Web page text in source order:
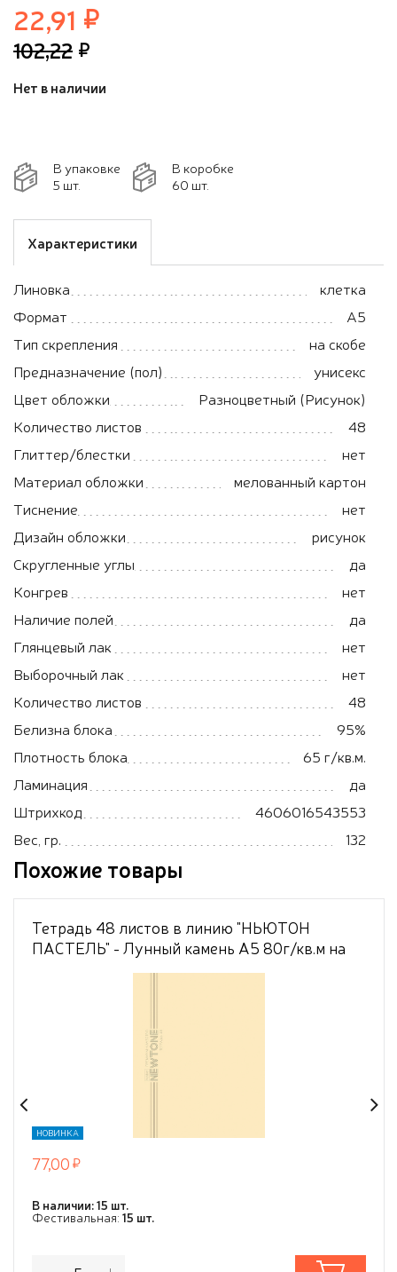
22,91
102,22
Нет в наличии
В упаковке
5 шт.
В коробке
60 шт.
Характеристики
Линовка
клетка
Формат
А5
Тип скрепления
на скобе
Предназначение (пол)
унисекс
Цвет обложки
Разноцветный (Рисунок)
Количество листов
48
Глиттер/блестки
нет
Материал обложки
мелованный картон
Тиснение
нет
Дизайн обложки
рисунок
Скругленные углы
да
Конгрев
нет
Наличие полей
да
Глянцевый лак
нет
Выборочный лак
нет
Количество листов
48
Белизна блока
95%
Плотность блока
65 г/кв.м.
Ламинация
да
Штрихкод
4606016543553
Вес, гр.
132
Похожие товары
Тетрадь 48 листов в линию "НЬЮТОН
ПАСТЕЛЬ" - Лунный камень А5 80г/кв.м на
скобе Обл. мел.картон ламинация СОФТ ТАЧ
НОВИНКА
77,00
В наличии: 15 шт.
Фестивальная: 15 шт.